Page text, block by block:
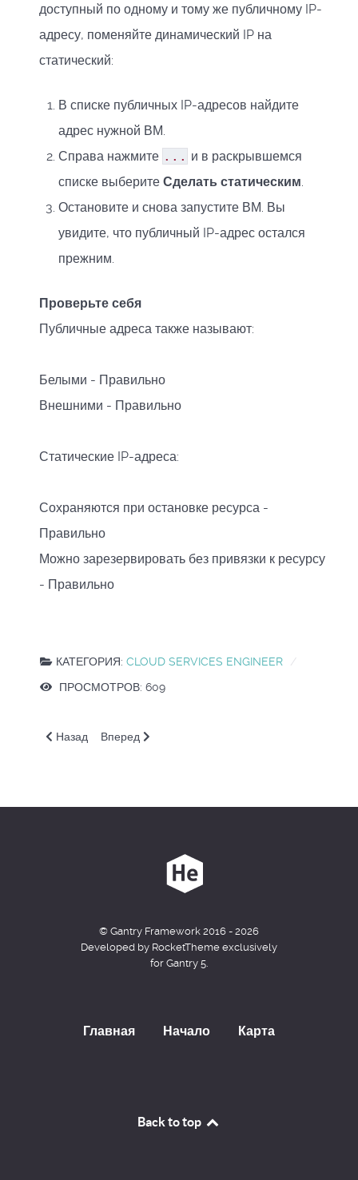
доступный по одному и тому же публичному IP-
адресу, поменяйте динамический IP на
статический:
В списке публичных IP-адресов найдите
адрес нужной ВМ.
Справа нажмите ... и в раскрывшемся
списке выберите Сделать статическим.
Остановите и снова запустите ВМ. Вы
увидите, что публичный IP-адрес остался
прежним.
Проверьте себя
Публичные адреса также называют:
Белыми - Правильно
Внешними - Правильно
Статические IP-адреса:
Сохраняются при остановке ресурса -
Правильно
Можно зарезервировать без привязки к ресурсу
- Правильно
КАТЕГОРИЯ: CLOUD SERVICES ENGINEER
ПРОСМОТРОВ: 609
Предыдущий: VS. Статическая маршрутизация
Назад Следующий: VS. Создание новой сети с
Вперед
© Gantry Framework 2016 - 2026
Developed by RocketTheme exclusively
for Gantry 5.
Главная Начало Карта
Back to top